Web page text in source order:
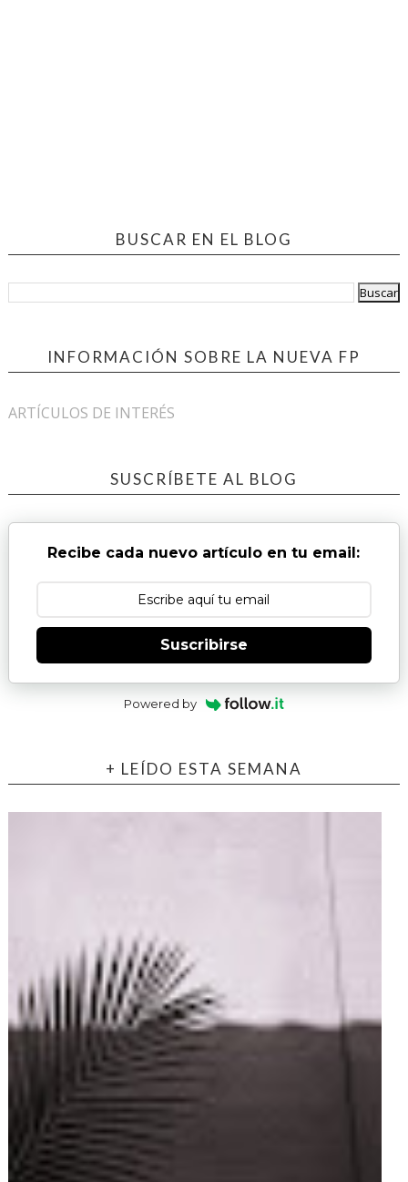
BUSCAR EN EL BLOG
INFORMACIÓN SOBRE LA NUEVA FP
ARTÍCULOS DE INTERÉS
SUSCRÍBETE AL BLOG
Recibe cada nuevo artículo en tu email:
Suscribirse
Powered by
+ LEÍDO ESTA SEMANA